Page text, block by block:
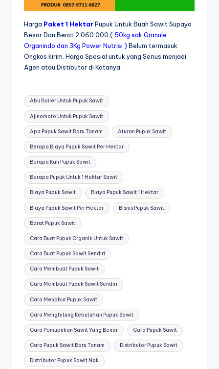
Harga Paket 1 HektarPupuk Untuk Buah Sawit Supaya
Besar Dan Berat 2.060.000 ( 50kg sak Granule
Organindo dan 3Kg Power Nutrisi ) Belum termasuk
Ongkos kirim. Harga Spesial untuk yang Serius menjadi
Agen atau Distibutor di Kotanya.
Tags:
Abu Boiler Untuk Pupuk Sawit
Ajinomoto Untuk Pupuk Sawit
Apa Pupuk Sawit Baru Tanam Aturan Pupuk Sawit
Berapa Biaya Pupuk Sawit Per Hektar
Berapa Kali Pupuk Sawit
Berapa Pupuk Untuk 1 Hektar Sawit
Biaya Pupuk Sawit Biaya Pupuk Sawit 1 Hektar
Biaya Pupuk Sawit Per Hektar Bisnis Pupuk Sawit
Borat Pupuk Sawit
Cara Buat Pupuk Organik Untuk Sawit
Cara Buat Pupuk Sawit Sendiri
Cara Membuat Pupuk Sawit
Cara Membuat Pupuk Sawit Sendiri
Cara Menabur Pupuk Sawit
Cara Menghitung Kebutuhan Pupuk Sawit
Cara Pemupukan Sawit Yang Benar Cara Pupuk Sawit
Cara Pupuk Sawit Baru Tanam Distributor Pupuk Sawit
Distributor Pupuk Sawit Npk